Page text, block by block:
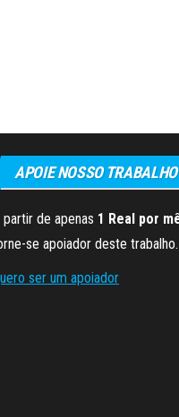
APOIE NOSSO TRABALHO
partir de apenas 1 Real por
se apoiador deste trabalho.
ser um apoiador